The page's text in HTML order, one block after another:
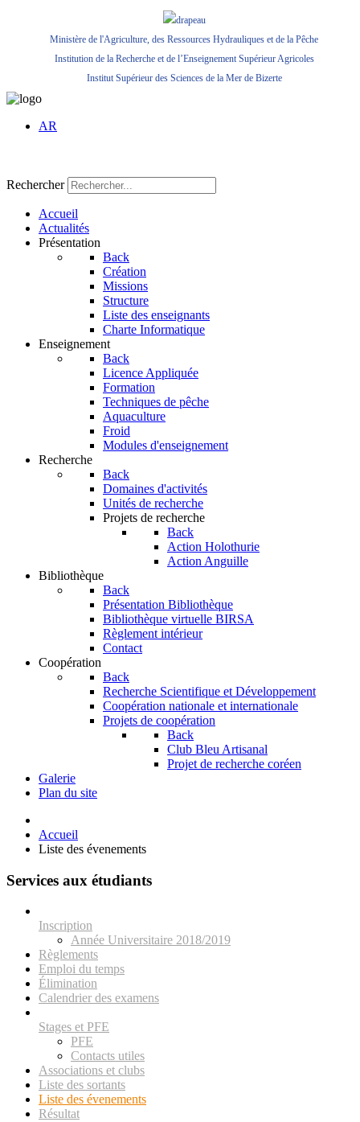
Ministère de l'Agriculture, des Ressources Hydrauliques et de la Pêche
Institution de la Recherche et de l’Enseignement Supérieur Agricoles
Institut Supérieur des Sciences de la Mer de Bizerte
AR
Rechercher
Accueil
Actualités
Présentation
Back
Création
Missions
Structure
Liste des enseignants
Charte Informatique
Enseignement
Back
Licence Appliquée
Formation
Techniques de pêche
Aquaculture
Froid
Modules d'enseignement
Recherche
Back
Domaines d'activités
Unités de recherche
Projets de recherche
Back
Action Holothurie
Action Anguille
Bibliothèque
Back
Présentation Bibliothèque
Bibliothèque virtuelle BIRSA
Règlement intérieur
Contact
Coopération
Back
Recherche Scientifique et Développement
Coopération nationale et internationale
Projets de coopération
Back
Club Bleu Artisanal
Projet de recherche coréen
Galerie
Plan du site
Accueil
Liste des évenements
Services aux étudiants
Inscription
Année Universitaire 2018/2019
Règlements
Emploi du temps
Élimination
Calendrier des examens
Stages et PFE
PFE
Contacts utiles
Associations et clubs
Liste des sortants
Liste des évenements
Résultat